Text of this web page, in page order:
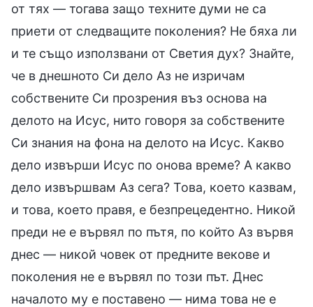
от тях — тогава защо техните думи не са
приети от следващите поколения? Не бяха ли
и те също използвани от Светия дух? Знайте,
че в днешното Си дело Аз не изричам
собствените Си прозрения въз основа на
делото на Исус, нито говоря за собствените
Си знания на фона на делото на Исус. Какво
дело извърши Исус по онова време? А какво
дело извършвам Аз сега? Това, което казвам,
и това, което правя, е безпрецедентно. Никой
преди не е вървял по пътя, по който Аз вървя
днес — никой човек от предните векове и
поколения не е вървял по този път. Днес
началото му е поставено — нима това не е